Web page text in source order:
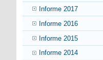
Informe 2017
Informe 2016
Informe 2015
Informe 2014